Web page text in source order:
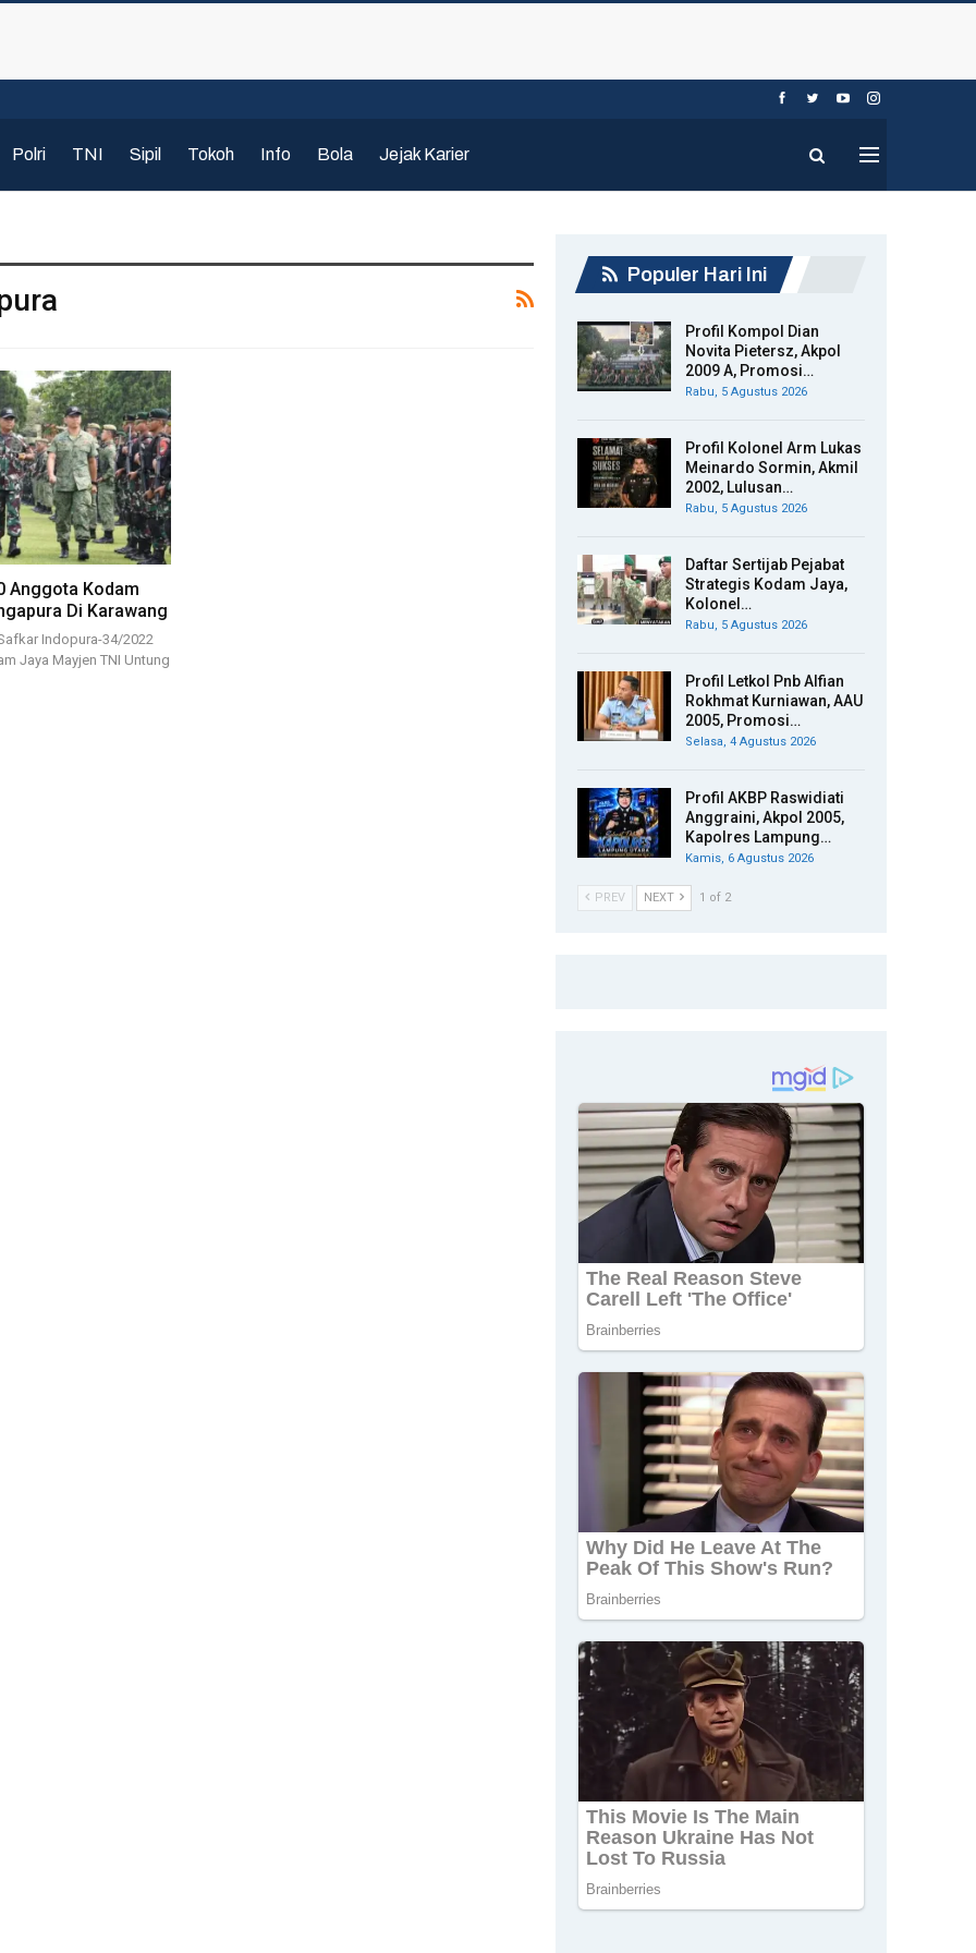
Polri TNI Sipil Tokoh Info Bola Jejak Karier
Anggota Kodam
Di Karawang
Indopura-34/2022
Jaya Mayjen TNI Untung
Populer Hari Ini
Profil Kompol Dian
Novita Pietersz, Akpol
2009 A, Promosi…
Rabu, 5 Agustus 2026
Profil Kolonel Arm Lukas
Meinardo Sormin, Akmil
2002, Lulusan…
Rabu, 5 Agustus 2026
Daftar Sertijab Pejabat
Strategis Kodam Jaya,
Kolonel…
Rabu, 5 Agustus 2026
Profil Letkol Pnb Alfian
Rokhmat Kurniawan, AAU
2005, Promosi…
Selasa, 4 Agustus 2026
Profil AKBP Raswidiati
Anggraini, Akpol 2005,
Kapolres Lampung…
Kamis, 6 Agustus 2026
PREV NEXT 1 of 2